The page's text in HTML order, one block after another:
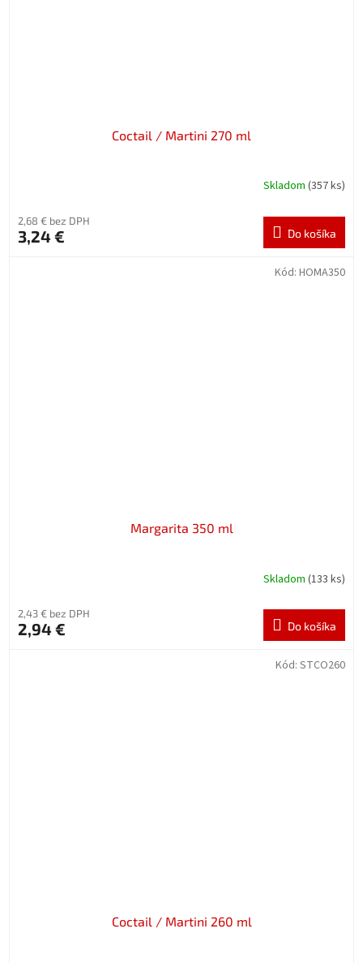
Coctail / Martini 270 ml
Skladom (357 ks)
2,68 € bez DPH
3,24 € Do košíka
Margarita 350 ml
Skladom (133 ks)
2,43 € bez DPH
2,94 € Do košíka
Kód: HOMA350
Coctail / Martini 260 ml
Kód: STCO260